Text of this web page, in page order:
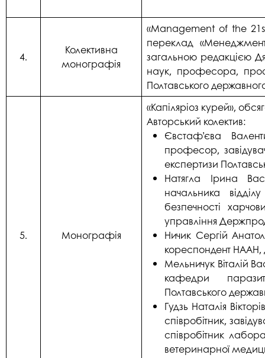
4.
Колективна
монографія
«Management of the
переклад «Менеджмент
загальною редакцією
наук, професора,
Полтавського
5. Монографія
«Капіляріоз курей»,
Авторський колектив:
Євстаф’єва
професор,
експертизи
Натягла Ірина
начальника
безпечності
управління
Ничик Сергій
кореспондент НААН,
Мельничук Віталій
кафедри
Полтавського
Гудзь Наталія
співробітник,
співробітник
ветеринарної